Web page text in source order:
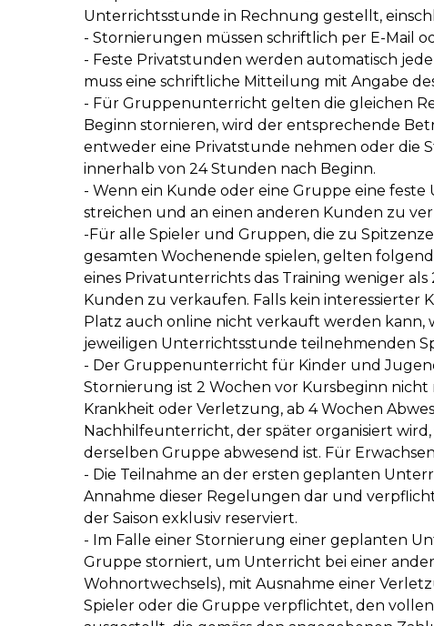
Unterrichtsstunde in Rechnung gestellt,
- Stornierungen müssen schriftlich per E-Mail
- Feste Privatstunden werden automatisch
muss eine schriftliche Mitteilung mit Angabe
- Für Gruppenunterricht gelten die gleichen
Beginn stornieren, wird der entsprechende
entweder eine Privatstunde nehmen oder die
innerhalb von 24 Stunden nach Beginn.
- Wenn ein Kunde oder eine Gruppe eine
streichen und an einen anderen Kunden zu
-Für alle Spieler und Gruppen, die zu
gesamten Wochenende spielen, gelten
eines Privatunterrichts das Training weniger
Kunden zu verkaufen. Falls kein interessierter
Platz auch online nicht verkauft werden
jeweiligen Unterrichtsstunde teilnehmenden
- Der Gruppenunterricht für Kinder und
Stornierung ist 2 Wochen vor Kursbeginn
Krankheit oder Verletzung, ab 4 Wochen
Nachhilfeunterricht, der später organisiert
derselben Gruppe abwesend ist. Für
- Die Teilnahme an der ersten geplanten
Annahme dieser Regelungen dar und
der Saison exklusiv reserviert.
- Im Falle einer Stornierung einer geplanten
Gruppe storniert, um Unterricht bei einer
Wohnortwechsels), mit Ausnahme einer
Spieler oder die Gruppe verpflichtet, den